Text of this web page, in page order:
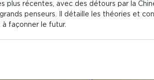
plus récentes, avec des détours par la
penseurs. Il détaille les théories et
façonner le futur.